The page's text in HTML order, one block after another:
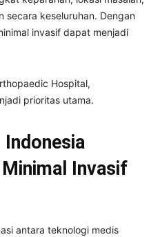
secara keseluruhan. Dengan
invasif dapat menjadi
Hospital,
prioritas utama.
Indonesia
Invasif
antara teknologi medis